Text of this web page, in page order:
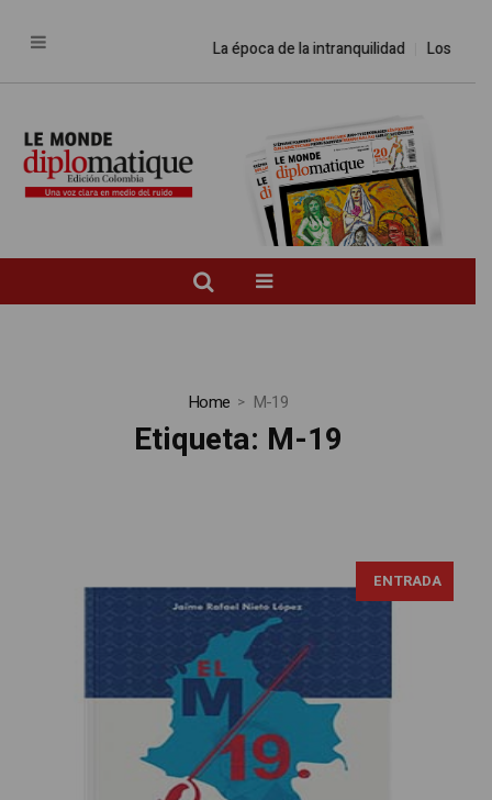
La época de la intranquilidad Los
Home M-19
Etiqueta: M-19
ENTRADA